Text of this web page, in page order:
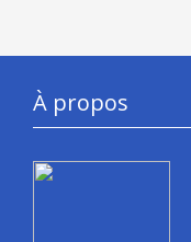
À propos